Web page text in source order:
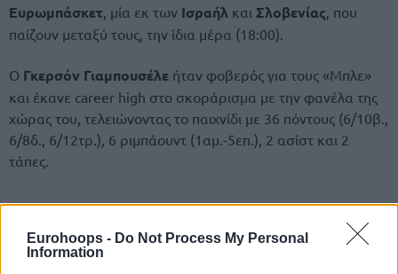
Eurohoops - Do Not Process My Personal
Information
Ευρωμπάσκετ , μία εκ των Ισραήλ και Σλοβενίας , που
παίζουν μεταξύ τους, την ίδια μέρα (18:00).
Ο Γκερσόν Γιαμπουσέλε ήταν φοβερός για τους «Μπλε»
και έκανε career high στο σκοράρισμα με την φανέλα της
χώρας του, τελειώνοντας το παιχνίδι με 36 πόντους (6/10β.,
6/8δ., 6/12τρ.), 6 ριμπάουντ (1αμ.-5επ.), 2 ασίστ και 2
τάπες.